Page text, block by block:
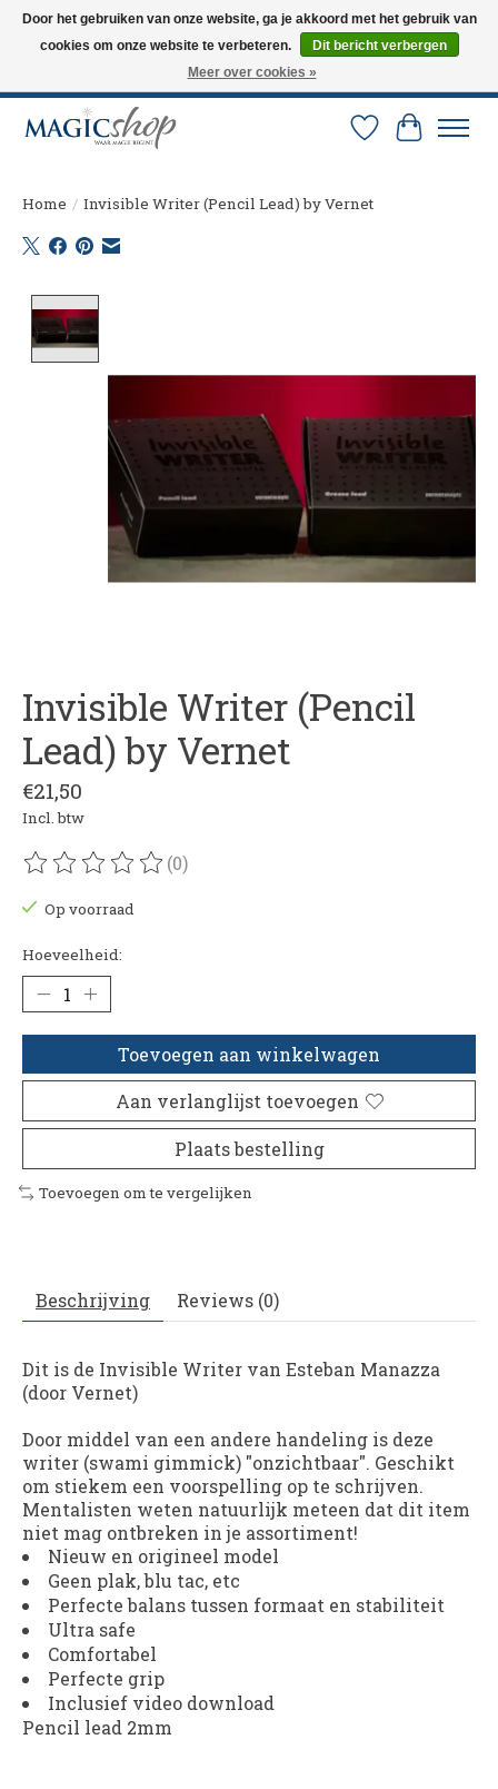
Altijd de nieuwste trucs op voorraad. Snelle verzending via PostNL en DHL.
Langskomen in onze winkel? Bel of mail om een afspraak te maken. 0251-
Verlanglijst
Home / Invisible Writer (Pencil Lead) by Vernet
Invisible Writer (Pencil
Lead) by Vernet
€21,50
Incl. btw
De beoordeling van dit product is
(0)
Op voorraad
Hoeveelheid:
Toevoegen aan winkelwagen
Aan verlanglijst toevoegen
Plaats bestelling
Toevoegen om te vergelijken
Beschrijving Reviews (0)
Dit is de Invisible Writer van Esteban Manazza
(door Vernet)
Door middel van een andere handeling is deze
writer (swami gimmick) "onzichtbaar". Geschikt
om stiekem een voorspelling op te schrijven.
Mentalisten weten natuurlijk meteen dat dit item
niet mag ontbreken in je assortiment!
Nieuw en origineel model
Geen plak, blu tac, etc
Perfecte balans tussen formaat en stabiliteit
Ultra safe
Comfortabel
Perfecte grip
Inclusief video download
Pencil lead 2mm
Door het gebruiken van onze website, ga je akkoord met het gebruik van
cookies om onze website te verbeteren.
Dit bericht verbergen
Meer over cookies »